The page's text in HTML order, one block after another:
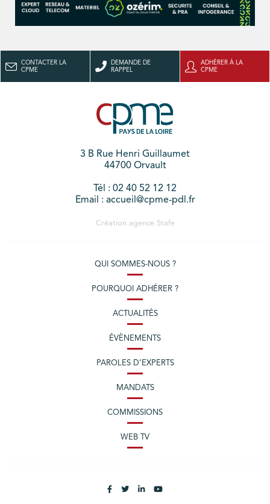
CONTACTER LA
CPME
DEMANDE DE
RAPPEL
ADHÉRER À LA
CPME
3 B Rue Henri Guillaumet
44700 Orvault
Tél : 02 40 52 12 12
Email : accueil@cpme-pdl.fr
Création agence Stafe
QUI SOMMES-NOUS ?
POURQUOI ADHÉRER ?
ACTUALITÉS
ÉVÈNEMENTS
PAROLES D’EXPERTS
MANDATS
COMMISSIONS
WEB TV